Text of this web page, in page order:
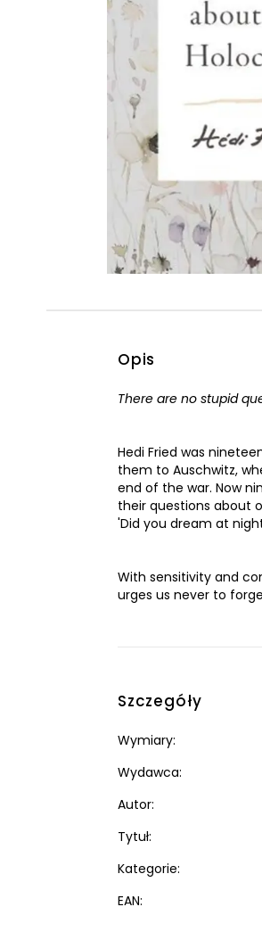
Opis
There are no stupid
Hedi Fried was
them to Auschwitz,
end of the war. Now
their questions about
'Did you dream at
With sensitivity and
urges us never to
Szczegóły
Wymiary:
Wydawca:
Autor:
Tytuł:
Kategorie:
EAN:
Powiększony kursor
Pomoc w czytaniu
Podkreślenie linków